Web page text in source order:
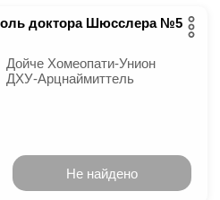
доктора Шюсслера №5
Дойче Хомеопати-Унион
ДХУ-Арцнаймиттель
Не найдено